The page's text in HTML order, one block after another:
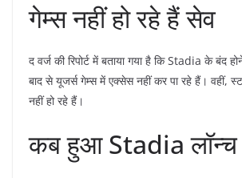
गेम्स नहीं हो रहे हैं सेव
द वर्ज की रिपोर्ट में बताया गया है कि Stadia के बंद
बाद से यूजर्स गेम्स में एक्सेस नहीं कर पा रहे हैं। वहीं,
नहीं हो रहे हैं।
कब हुआ Stadia लॉन्च